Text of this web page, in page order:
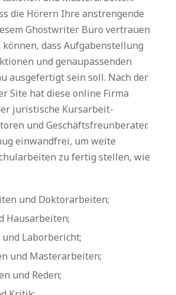
die Hörern Ihre anstrengende
Ghostwriter Büro vertrauen
dass Aufgabenstellung
und genaupassenden
ausgefertigt sein soll. Nach der
Site hat diese online Firma
juristische Kursarbeit-
und Geschäftsfreunberater.
einwandfrei, um weite
zu fertig stellen, wie
und Doktorarbeiten;
Hausarbeiten;
Laborbericht;
und Masterarbeiten;
und Reden;